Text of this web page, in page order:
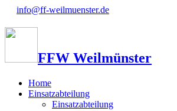
info@ff-weilmuenster.de
FFW Weilmünster
Home
Einsatzabteilung
Einsatzabteilung